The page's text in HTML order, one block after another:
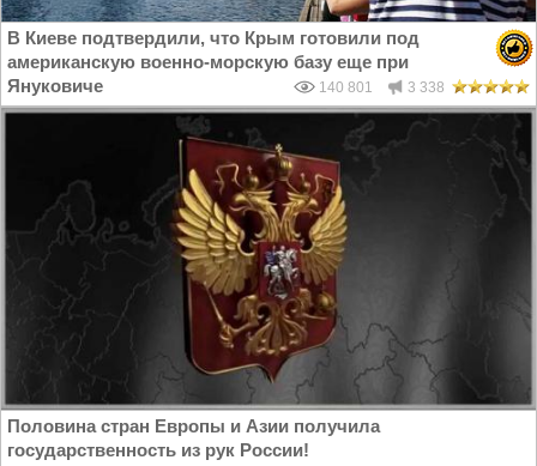
В Киеве подтвердили, что Крым готовили под
американскую военно-морскую базу еще при
Януковиче
140 801 3 338
Половина стран Европы и Азии получила
государственность из рук России!